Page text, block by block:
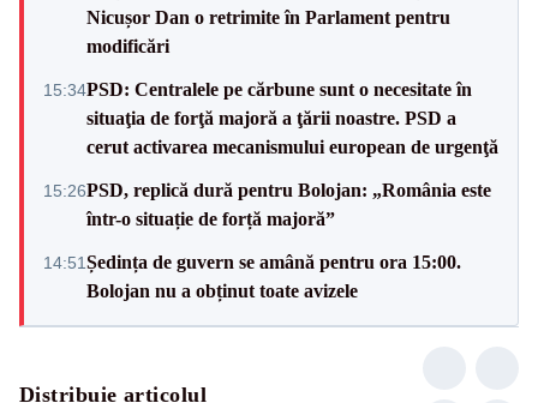
Nicușor Dan o retrimite în Parlament pentru
modificări
15:34PSD: Centralele pe cărbune sunt o necesitate în
situaţia de forţă majoră a ţării noastre. PSD a
cerut activarea mecanismului european de urgenţă
15:26PSD, replică dură pentru Bolojan: „România este
într-o situație de forță majoră”
14:51Ședința de guvern se amână pentru ora 15:00.
Bolojan nu a obținut toate avizele
Distribuie articolul